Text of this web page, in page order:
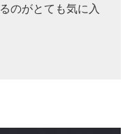
のがとても気に入